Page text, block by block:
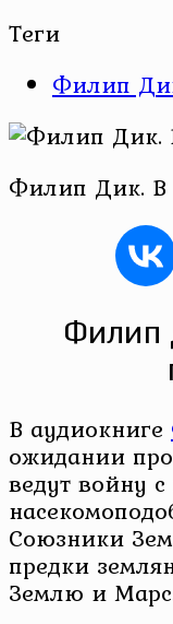
Теги
Филип
Филип Дик. В
Филип
В аудиокниге
ожидании
ведут войну
Союзники
предки
Землю и